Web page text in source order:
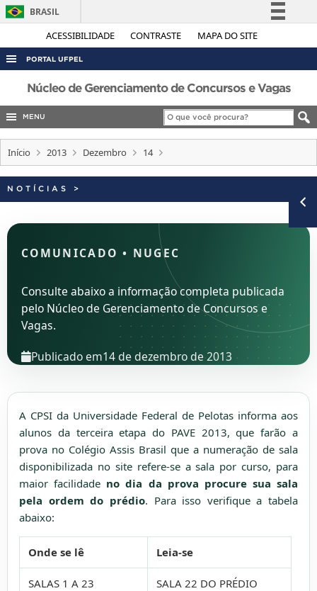
ACESSIBILIDADE CONTRASTE MAPA DO SITE
BRASIL
Simplifique!
Legislação
Canais
PORTAL UFPEL
ACESSO À INFORMAÇÃO
AUDITORIA
CONCURSOS
INTERNACIONAL
PORTARIAS
Núcleo de Gerenciamento de Concursos e Vagas
MENU
Início 2013 Dezembro 14
NOTÍCIAS >
COMUNICADO • NUGEC
Consulte abaixo a informação completa publicada
pelo Núcleo de Gerenciamento de Concursos e
Vagas.
Publicado em14 de dezembro de 2013
A CPSI da Universidade Federal de Pelotas informa aos
alunos da terceira etapa do PAVE 2013, que farão a
prova no Colégio Assis Brasil que a numeração de sala
disponibilizada no site refere-se a sala por curso, para
maior facilidade no dia da prova procure sua sala
pela ordem do prédio. Para isso verifique a tabela
abaixo:
Onde se lê Leia-se
SALAS 1 A 23 SALA 22 DO PRÉDIO